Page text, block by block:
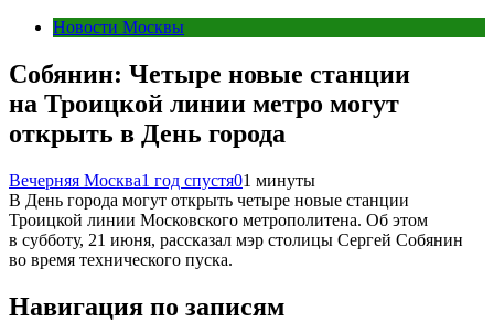
Новости Москвы
Собянин: Четыре новые станции
на Троицкой линии метро могут
открыть в День города
Вечерняя Москва1 год спустя01 минуты
В День города могут открыть четыре новые станции
Троицкой линии Московского метрополитена. Об этом
в субботу, 21 июня, рассказал мэр столицы Сергей Собянин
во время технического пуска.
Навигация по записям